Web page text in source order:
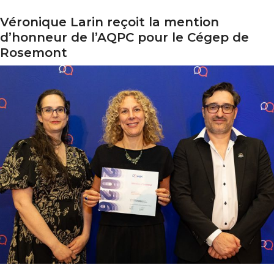
Véronique Larin reçoit la mention
d’honneur de l’AQPC pour le Cégep de
Rosemont
Larin reçoit la mention d’honneur de l’AQPC